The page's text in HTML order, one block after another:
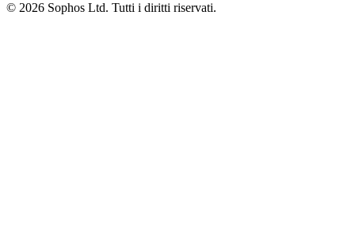
© 2026 Sophos Ltd. Tutti i diritti riservati.